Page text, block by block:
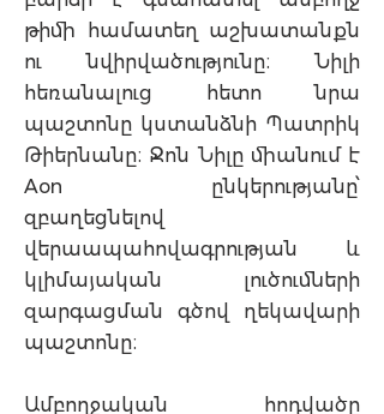
թիմի համատեղ աշխատանքն
ու նվիրվածությունը։ Նիլի
հեռանալուց հետո նրա
պաշտոնը կստանձնի Պատրիկ
Թիերնանը։ Ջոն Նիլը միանում է
Aon ընկերությանը՝
զբաղեցնելով
վերաապահովագրության և
կլիմայական լուծումների
զարգացման գծով ղեկավարի
պաշտոնը։
Ամբողջական հոդվածը